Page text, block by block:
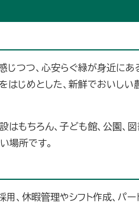
じつつ、心安らぐ緑が身近にあ
はじめとした、新鮮でおいしい
もちろん、子ども館、公園、
場所です。
、休暇管理やシフト作成、パー